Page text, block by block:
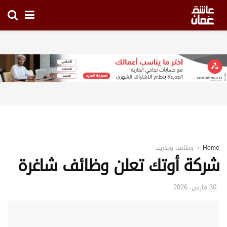
Home وظائف وتدريب
شركة أوتك تعلن وظائف شاغرة
30 مارس، 2026